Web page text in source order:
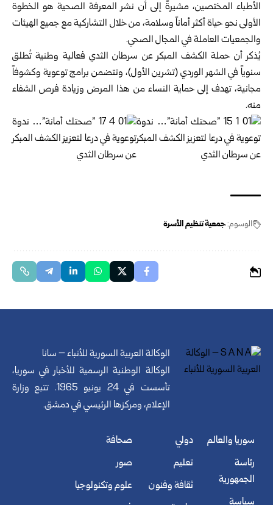
الأطباء المختصين، مشيرةً إلى أن نشر المعرفة الصحية هو الخطوة
الأولى نحو حياة أكثر أماناً وسلامة، من خلال التشاركية مع جميع الهيئات
والجمعيات العاملة في المجال الصحي.
يُذكر أن حملة الكشف المبكر عن سرطان الثدي فعالية وطنية تُطلق
سنوياً في الشهر الوردي (تشرين الأول)، وتتضمن برامج توعوية وكشوفاً
مجانية، تهدف إلى حماية النساء من هذا المرض وزيادة فرص الشفاء
منه.
الوسوم:جمعية تنظيم الأسرة
الوكالة العربية السورية للأنباء – سانا
الوكالة الوطنية الرسمية للأخبار في سوريا،
تأسست في 24 يونيو 1965. تتبع وزارة
الإعلام، ومركزها الرئيسي في دمشق.
سوريا والعالم
رئاسة
الجمهورية
دولي
تعليم
ثقافة وفنون
صحافة
صور
علوم وتكنولوجيا